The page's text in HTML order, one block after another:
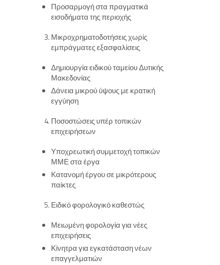
Προσαρμογή στα πραγματικά
εισοδήματα της περιοχής
Μικροχρηματοδοτήσεις χωρίς
εμπράγματες εξασφαλίσεις
Δημιουργία ειδικού ταμείου Δυτικής
Μακεδονίας
Δάνεια μικρού ύψους με κρατική
εγγύηση
Ποσοστώσεις υπέρ τοπικών
επιχειρήσεων
Υποχρεωτική συμμετοχή τοπικών
ΜΜΕ στα έργα
Κατανομή έργου σε μικρότερους
παίκτες
Ειδικό φορολογικό καθεστώς
Μειωμένη φορολογία για νέες
επιχειρήσεις
Κίνητρα για εγκατάσταση νέων
επαγγελματιών